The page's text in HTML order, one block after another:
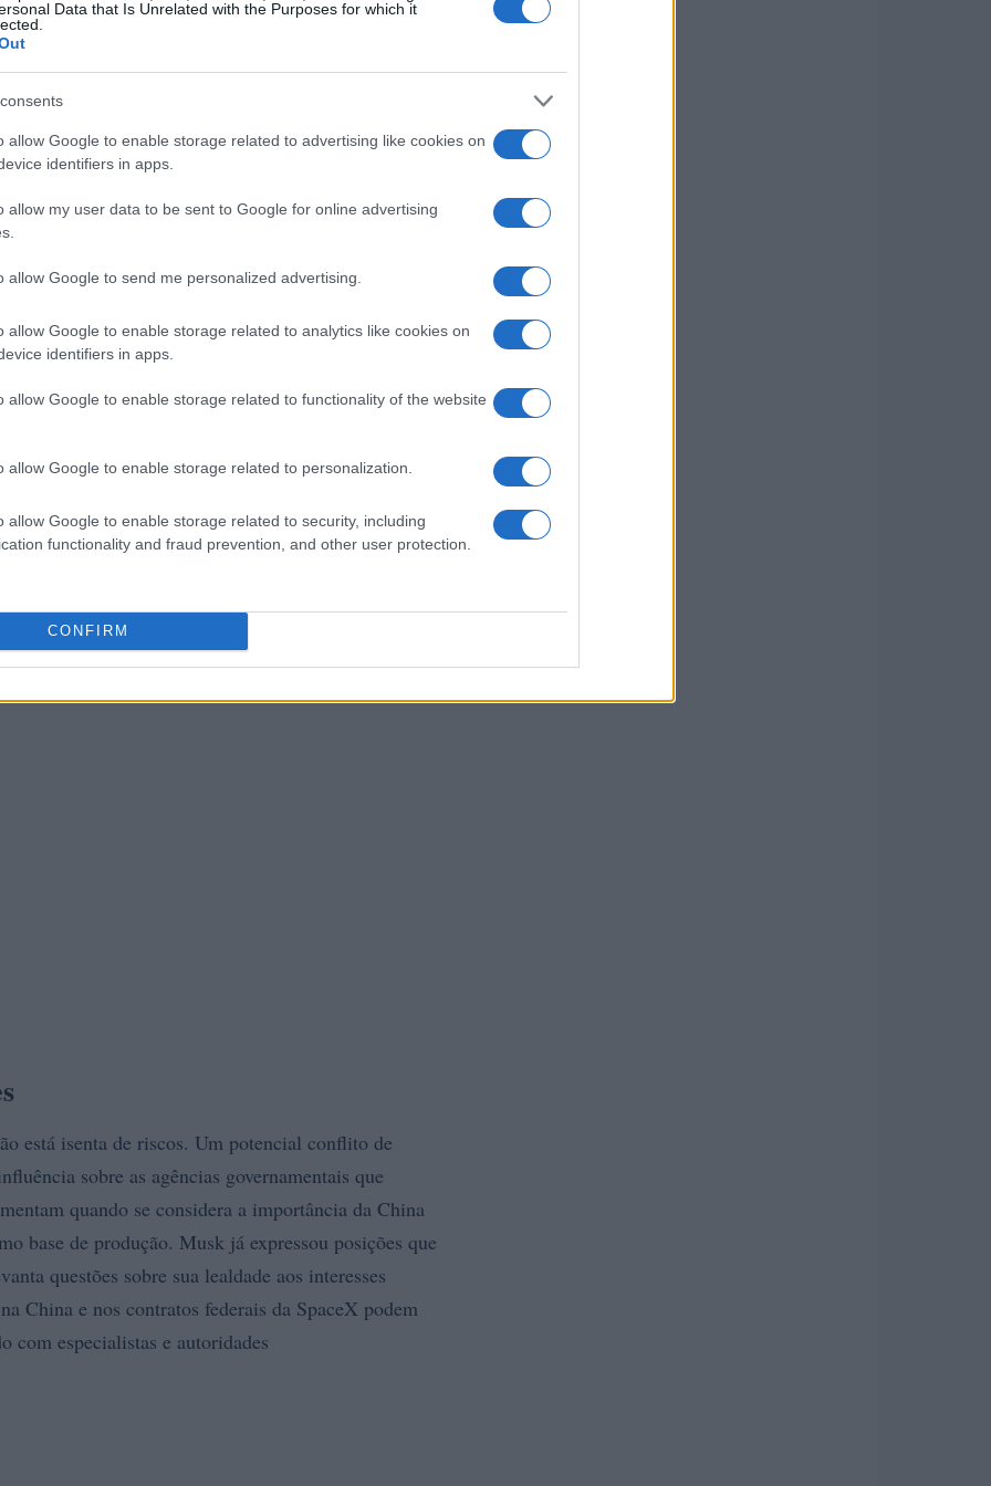
Data that Is Unrelated with the Purposes for which it
allow Google to enable storage related to advertising like cookies on
identifiers in apps.
allow my user data to be sent to Google for online advertising
allow Google to send me personalized advertising.
allow Google to enable storage related to analytics like cookies on
identifiers in apps.
allow Google to enable storage related to functionality of the website
allow Google to enable storage related to personalization.
allow Google to enable storage related to security, including
functionality and fraud prevention, and other user protection.
CONFIRM
regulatórias que beneficiariam as empresas
ambientais reduzidas e acesso a
das oportunidades que podem surgir. Angela
governo Trump poderia mudar o cenário
como SpaceX e Tesla. Além disso, Musk poderia
dos gastos públicos, influenciando diretamente as
está isenta de riscos. Um potencial conflito de
sobre as agências governamentais que
quando se considera a importância da China
base de produção. Musk já expressou posições que
questões sobre sua lealdade aos interesses
China e nos contratos federais da SpaceX podem
com especialistas e autoridades